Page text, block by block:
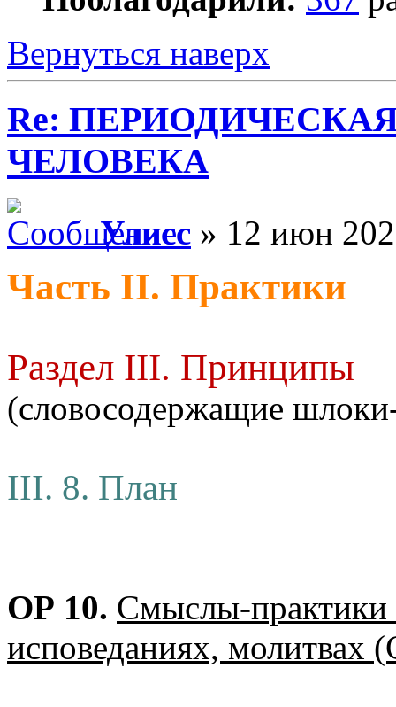
Вернуться наверх
Re:
ЧЕЛОВЕКА
Улисс » 12 июн
Часть II. Практики
Раздел III. Принципы
(словосодержащие
III. 8. План
ОР 10. Смыслы-практики
исповеданиях,